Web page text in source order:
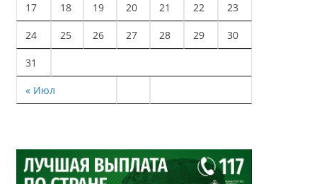
« Июл
17 18 19 20 21 22 23
24 25 26 27 28 29 30
31